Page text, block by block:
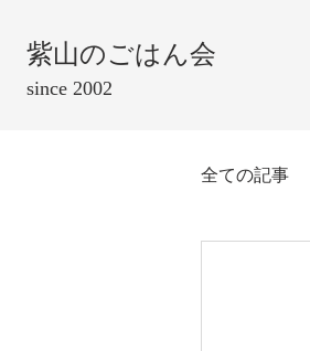
紫山のごはん会
since 2002
全ての記事